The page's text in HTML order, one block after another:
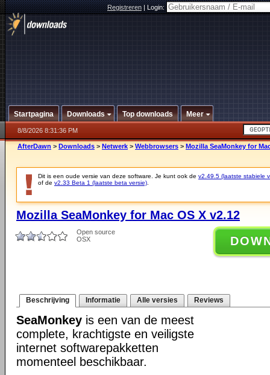
Registreren|Login:
Startpagina Downloads Top downloads Meer
8/8/2026 8:31:36 PM
AfterDawn > Downloads > Netwerk > Webbrowsers > Mozilla SeaMonkey for
Dit is een oude versie van deze software. Je kunt ook de v2.49.5 (laatste stabiele
of de v2.33 Beta 1 (laatste beta versie)
Mozilla SeaMonkey for Mac OS X v2.12
Open source
OSX
Beschrijving Informatie Alle versies Reviews
SeaMonkey is een van de meest
complete, krachtigste en veiligste
internet softwarepakketten
momenteel beschikbaar.